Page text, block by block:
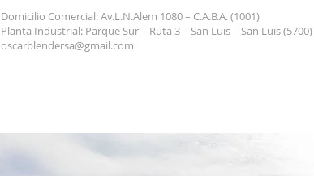
Domicilio Comercial: Av.L.N.Alem 1080 – C.A.B.A. (1001)
Planta Industrial: Parque Sur – Ruta 3 – San Luis – San Luis (5700)
oscarblendersa@gmail.com